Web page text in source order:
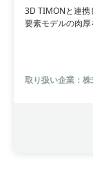
3D TIMONと連携
要素モデルの肉
介さずに有限要
変更します。最
取り扱い企業：